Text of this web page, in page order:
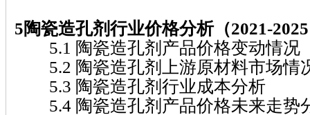
5陶瓷造孔剂行业价格分析（2021-
5.1 陶瓷造孔剂产品价格变动情况
5.2 陶瓷造孔剂上游原材料市场情
5.3 陶瓷造孔剂行业成本分析
5.4 陶瓷造孔剂产品价格未来走势